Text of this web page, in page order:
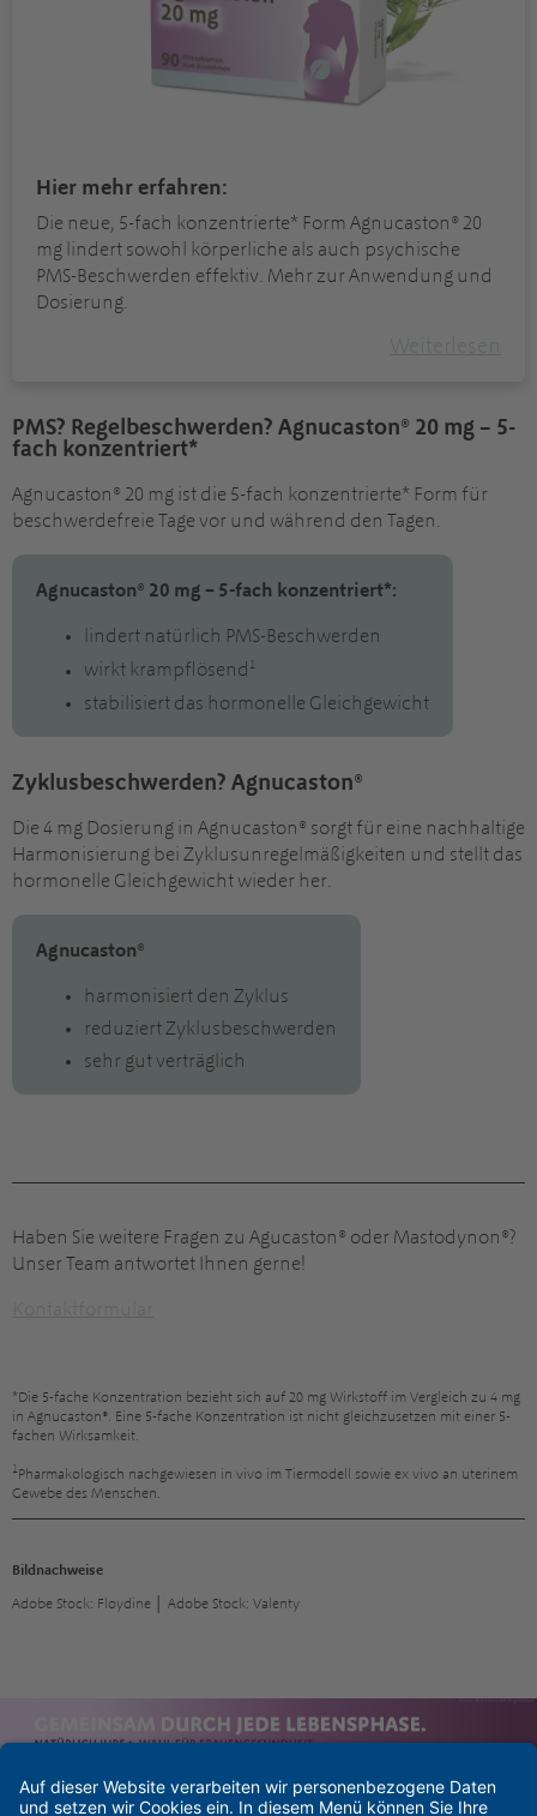
Hier mehr erfahren:
Die neue, 5-fach konzentrierte* Form Agnucaston® 20
mg lindert sowohl körperliche als auch psychische
PMS-Beschwerden effektiv. Mehr zur Anwendung und
Dosierung.
PMS? Regelbeschwerden? Agnucaston® 20 mg – 5-
fach konzentriert*
Agnucaston® 20 mg ist die 5-fach konzentrierte* Form für
beschwerdefreie Tage vor und während den Tagen.
Agnucaston® 20 mg – 5-fach konzentriert*:
lindert natürlich PMS-Beschwerden
wirkt krampflösend 1
stabilisiert das hormonelle Gleichgewicht
Zyklusbeschwerden? Agnucaston®
Die 4 mg Dosierung in Agnucaston® sorgt für eine nachhaltige
Harmonisierung bei Zyklusunregelmäßigkeiten und stellt das
hormonelle Gleichgewicht wieder her.
Agnucaston®
harmonisiert den Zyklus
reduziert Zyklusbeschwerden
sehr gut verträglich
Haben Sie weitere Fragen zu Agucaston® oder Mastodynon®?
Unser Team antwortet Ihnen gerne!
*Die 5-fache Konzentration bezieht sich auf 20 mg Wirkstoff im Vergleich zu 4 mg
in Agnucaston®. Eine 5-fache Konzentration ist nicht gleichzusetzen mit einer 5-
fachen Wirksamkeit.
1Pharmakologisch nachgewiesen in vivo im Tiermodell sowie ex vivo an uterinem
Gewebe des Menschen.
Bildnachweise
Adobe Stock: Floydine │ Adobe Stock: Valenty